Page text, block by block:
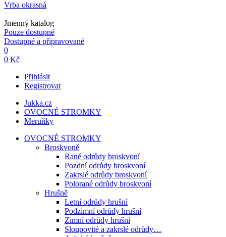
Vrba okrasná
Jmenný katalog
Pouze dostupné
Dostupné a připravované
0
0 Kč
Přihlásit
Registrovat
Jukka.cz
OVOCNÉ STROMKY
Meruňky
OVOCNÉ STROMKY
Broskvoně
Rané odrůdy broskvoní
Pozdní odrůdy broskvoní
Zakrslé odrůdy broskvoní
Polorané odrůdy broskvoní
Hrušně
Letní odrůdy hrušní
Podzimní odrůdy hrušní
Zimní odrůdy hrušní
Sloupovité a zakrslé odrůdy…